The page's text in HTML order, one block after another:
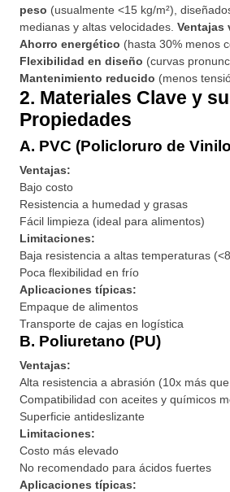
peso (usualmente <15 kg/m²),
medianas y altas velocidades. Ventajas
Ahorro energético (hasta 30% menos
Flexibilidad en diseño (curvas
Mantenimiento reducido (menos
2. Materiales Clave y
Propiedades
A. PVC (Policloruro de
Ventajas:
Bajo costo
Resistencia a humedad y grasas
Fácil limpieza (ideal para alimentos)
Limitaciones:
Baja resistencia a altas temperaturas
Poca flexibilidad en frío
Aplicaciones típicas:
Empaque de alimentos
Transporte de cajas en logística
B. Poliuretano (PU)
Ventajas:
Alta resistencia a abrasión (10x más
Compatibilidad con aceites y químicos
Superficie antideslizante
Limitaciones:
Costo más elevado
No recomendado para ácidos fuertes
Aplicaciones típicas: